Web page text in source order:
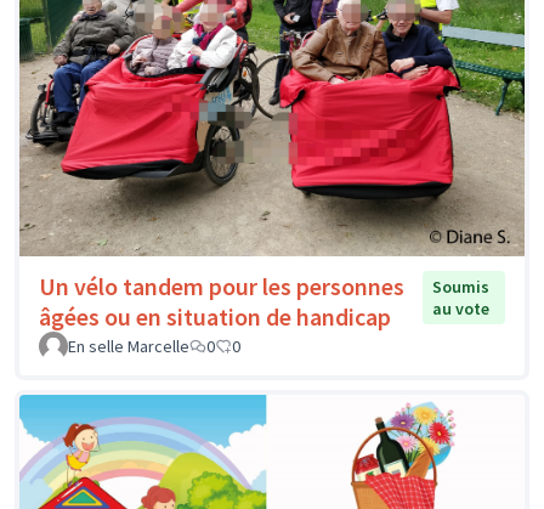
Un vélo tandem pour les personnes
âgées ou en situation de handicap
Soumis
au vote
En selle Marcelle
0 0